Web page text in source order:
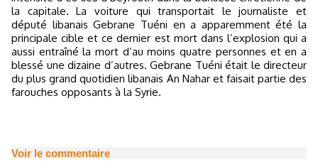
la capitale. La voiture qui transportait le journaliste et
député libanais Gebrane Tuéni en a apparemment été la
principale cible et ce dernier est mort dans l’explosion qui a
aussi entraîné la mort d’au moins quatre personnes et en a
blessé une dizaine d’autres. Gebrane Tuéni était le directeur
du plus grand quotidien libanais An Nahar et faisait partie des
farouches opposants à la Syrie.
Voir le commentaire